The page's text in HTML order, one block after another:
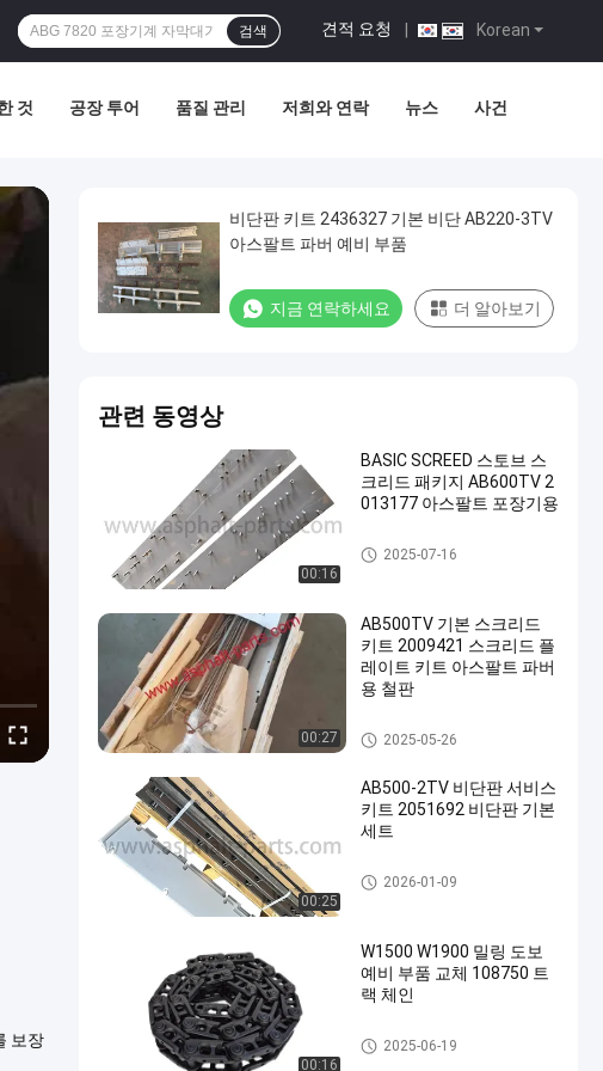
Korean
견적 요청
검색
것 공장 투어 품질 관리 저희와 연락 뉴스 사건
보장
비단판 키트 2436327 기본 비단 AB220-3TV
아스팔트 파버 예비 부품
지금 연락하세요 더 알아보기
관련 동영상
00:16
BASIC SCREED 스토브 스
크리드 패키지 AB600TV 2
013177 아스팔트 포장기용
포장기계 자막대기 플레이트
2025-07-16
00:27
AB500TV 기본 스크리드
키트 2009421 스크리드 플
레이트 키트 아스팔트 파버
용 철판
포장기계 자막대기 플레이트
2025-05-26
00:25
AB500-2TV 비단판 서비스
키트 2051692 비단판 기본
세트
포장기계 자막대기 플레이트
2026-01-09
00:16
W1500 W1900 밀링 도보
예비 부품 교체 108750 트
랙 체인
아스팔트페이버 예비품
2025-06-19